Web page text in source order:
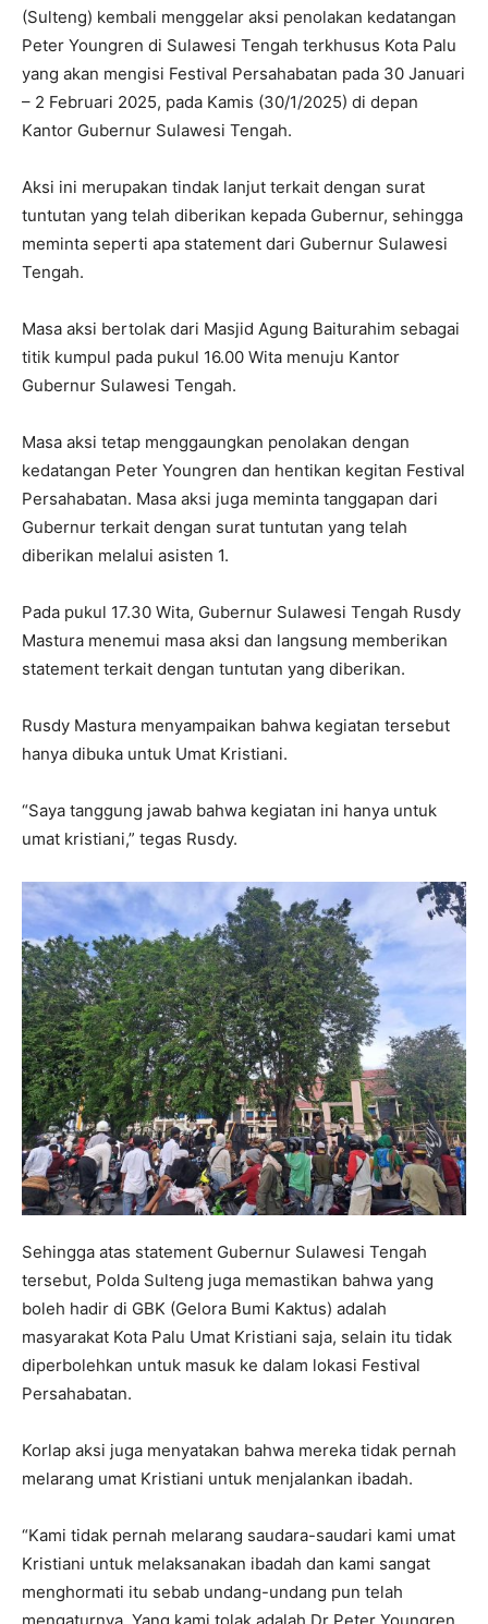
(Sulteng) kembali menggelar aksi penolakan kedatangan
Peter Youngren di Sulawesi Tengah terkhusus Kota Palu
yang akan mengisi Festival Persahabatan pada 30 Januari
– 2 Februari 2025, pada Kamis (30/1/2025) di depan
Kantor Gubernur Sulawesi Tengah.
Aksi ini merupakan tindak lanjut terkait dengan surat
tuntutan yang telah diberikan kepada Gubernur, sehingga
meminta seperti apa statement dari Gubernur Sulawesi
Tengah.
Masa aksi bertolak dari Masjid Agung Baiturahim sebagai
titik kumpul pada pukul 16.00 Wita menuju Kantor
Gubernur Sulawesi Tengah.
Masa aksi tetap menggaungkan penolakan dengan
kedatangan Peter Youngren dan hentikan kegitan Festival
Persahabatan. Masa aksi juga meminta tanggapan dari
Gubernur terkait dengan surat tuntutan yang telah
diberikan melalui asisten 1.
Pada pukul 17.30 Wita, Gubernur Sulawesi Tengah Rusdy
Mastura menemui masa aksi dan langsung memberikan
statement terkait dengan tuntutan yang diberikan.
Rusdy Mastura menyampaikan bahwa kegiatan tersebut
hanya dibuka untuk Umat Kristiani.
“Saya tanggung jawab bahwa kegiatan ini hanya untuk
umat kristiani,” tegas Rusdy.
Sehingga atas statement Gubernur Sulawesi Tengah
tersebut, Polda Sulteng juga memastikan bahwa yang
boleh hadir di GBK (Gelora Bumi Kaktus) adalah
masyarakat Kota Palu Umat Kristiani saja, selain itu tidak
diperbolehkan untuk masuk ke dalam lokasi Festival
Persahabatan.
Korlap aksi juga menyatakan bahwa mereka tidak pernah
melarang umat Kristiani untuk menjalankan ibadah.
“Kami tidak pernah melarang saudara-saudari kami umat
Kristiani untuk melaksanakan ibadah dan kami sangat
menghormati itu sebab undang-undang pun telah